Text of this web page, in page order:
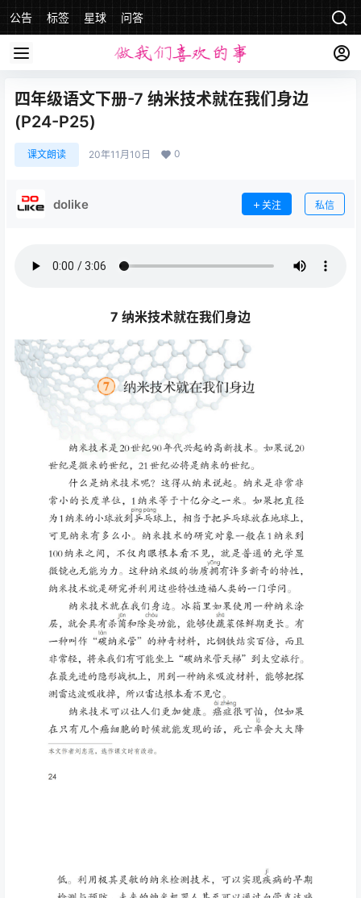
公告 标签 星球 问答
四年级语文下册-7 纳米技术就在我们身边
(P24-P25)
课文朗读 20年11月10日 0
dolike 关注 私信
7 纳米技术就在我们身边